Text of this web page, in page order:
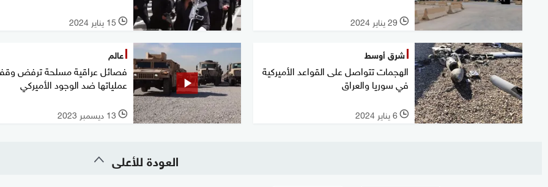
l 29 يناير 2024 l 15 يناير 2024
شرق أوسط
الهجمات تتواصل على القواعد الأميركية
في سوريا والعراق
l 6 يناير 2024
عالم
فصائل عراقية مسلحة ترفض
عملياتها ضد الوجود الأميركي
l 13 ديسمبر 2023
العودة للأعلى